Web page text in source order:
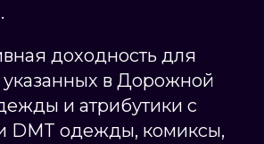
.
доходность для
указанных в Дорожной
и атрибутики с
DMT одежды, комиксы,